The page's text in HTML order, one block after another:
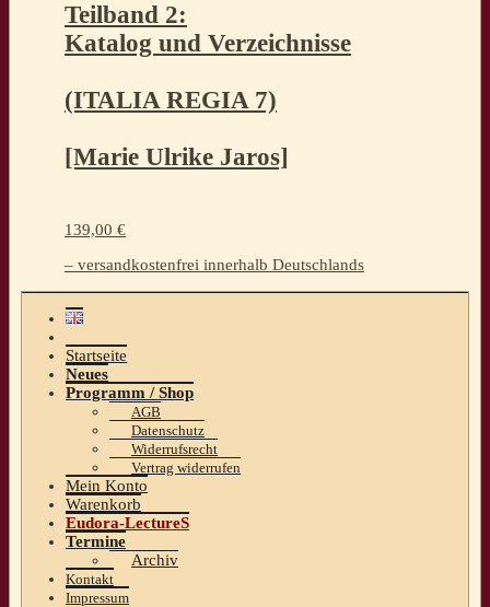
Teilband 2:
Katalog und Verzeichnisse
(ITALIA REGIA 7)
[Marie Ulrike Jaros]
139,00 €
– versandkostenfrei innerhalb Deutschlands
Startseite
Neues
Programm / Shop
AGB
Datenschutz
Widerrufsrecht
Vertrag widerrufen
Mein Konto
Warenkorb
Eudora-LectureS
Termine
Archiv
Kontakt
Impressum